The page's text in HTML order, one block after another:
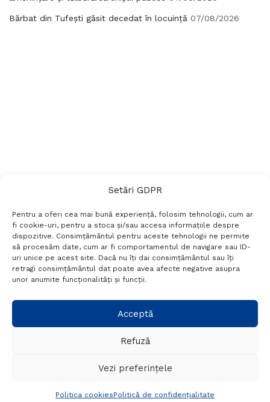
Setări GDPR
Pentru a oferi cea mai bună experiență, folosim tehnologii, cum ar
fi cookie-uri, pentru a stoca și/sau accesa informațiile despre
dispozitive. Consimțământul pentru aceste tehnologii ne permite
să procesăm date, cum ar fi comportamentul de navigare sau ID-
uri unice pe acest site. Dacă nu îți dai consimțământul sau îți
retragi consimțământul dat poate avea afecte negative asupra
unor anumite funcționalități și funcții.
Acceptă
Refuză
Vezi preferințele
Politica cookiesPolitică de confidențialitate
Bărbat din Tufești găsit decedat în locuință 07/08/2026
Termeni si conditii
Politică de confidențialitate
Politica cookies
Setări GDPR
+40 788 760 194